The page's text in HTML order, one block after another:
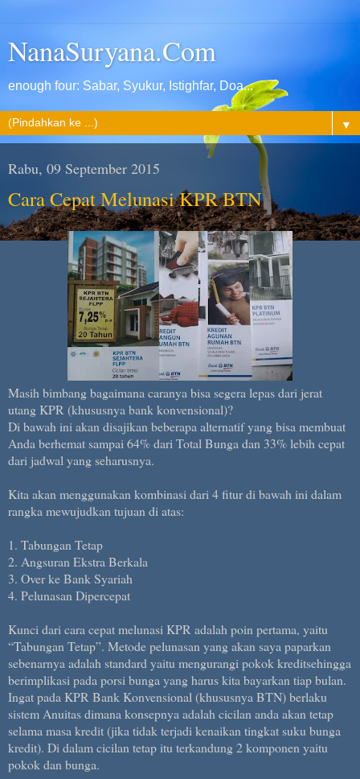
NanaSuryana.Com
enough four: Sabar, Syukur, Istighfar, Doa...
▼
Rabu, 09 September 2015
Cara Cepat Melunasi KPR BTN
Masih bimbang bagaimana caranya bisa segera lepas dari jerat
utang KPR (khususnya bank konvensional)?
Di bawah ini akan disajikan beberapa alternatif yang bisa membuat
Anda berhemat sampai 64% dari Total Bunga dan 33% lebih cepat
dari jadwal yang seharusnya.
Kita akan menggunakan kombinasi dari 4 fitur di bawah ini dalam
rangka mewujudkan tujuan di atas:
1. Tabungan Tetap
2. Angsuran Ekstra Berkala
3. Over ke Bank Syariah
4. Pelunasan Dipercepat
Kunci dari cara cepat melunasi KPR adalah poin pertama, yaitu
“Tabungan Tetap”. Metode pelunasan yang akan saya paparkan
sebenarnya adalah standard yaitu mengurangi pokok kreditsehingga
berimplikasi pada porsi bunga yang harus kita bayarkan tiap bulan.
Ingat pada KPR Bank Konvensional (khususnya BTN) berlaku
sistem Anuitas dimana konsepnya adalah cicilan anda akan tetap
selama masa kredit (jika tidak terjadi kenaikan tingkat suku bunga
kredit). Di dalam cicilan tetap itu terkandung 2 komponen yaitu
pokok dan bunga.